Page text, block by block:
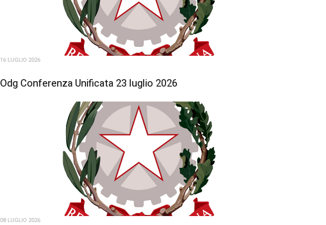
16 LUGLIO 2026
Odg Conferenza Unificata 23 luglio 2026
08 LUGLIO 2026